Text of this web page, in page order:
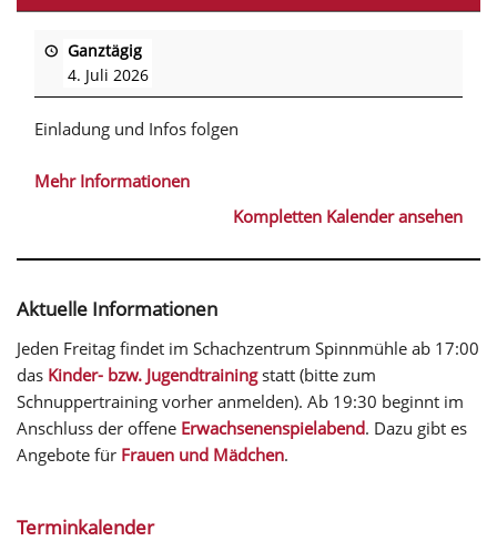
Ganztägig
4. Juli 2026
Einladung und Infos folgen
Mehr Informationen
Kompletten Kalender ansehen
Aktuelle Informationen
Jeden Freitag findet im Schachzentrum Spinnmühle ab 17:00
das Kinder- bzw. Jugendtrainingstatt (bitte zum
Schnuppertraining vorher anmelden). Ab 19:30 beginnt im
Anschluss der offene Erwachsenenspielabend. Dazu gibt es
Angebote für Frauen und Mädchen.
Terminkalender